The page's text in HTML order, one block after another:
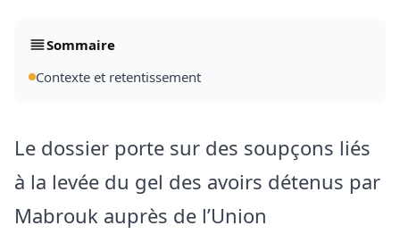
Sommaire
Contexte et retentissement
Le dossier porte sur des soupçons liés
à la levée du gel des avoirs détenus par
Mabrouk auprès de l’Union